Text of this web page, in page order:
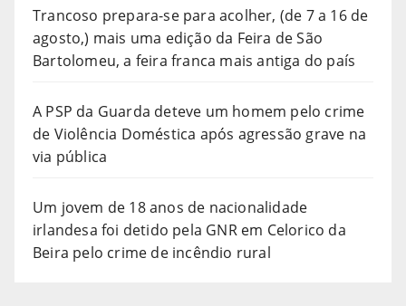
Trancoso prepara-se para acolher, (de 7 a 16 de
agosto,) mais uma edição da Feira de São
Bartolomeu, a feira franca mais antiga do país
A PSP da Guarda deteve um homem pelo crime
de Violência Doméstica após agressão grave na
via pública
Um jovem de 18 anos de nacionalidade
irlandesa foi detido pela GNR em Celorico da
Beira pelo crime de incêndio rural